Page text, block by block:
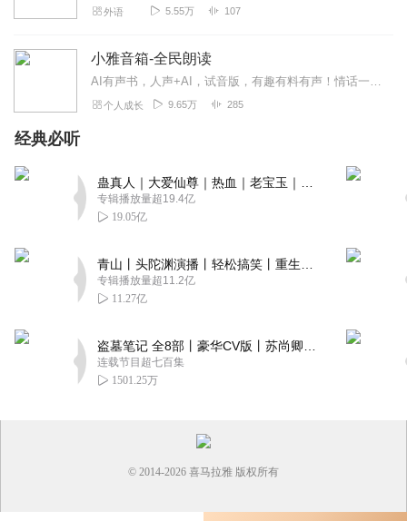
外语 5.55万 107
小雅音箱-全民朗读
AI有声书，人声+AI，试音版，有趣有料有声！情话一定要说出来，让小雅音箱放给他听！请关注“樱桃乐活英语”！微信交流：1463891512
个人成长 9.65万 285
经典必听
专辑播放量超19.4亿
19.05亿
专辑播放量超11.2亿
11.27亿
连载节目超七百集
1501.25万
© 2014-2026 喜马拉雅 版权所有